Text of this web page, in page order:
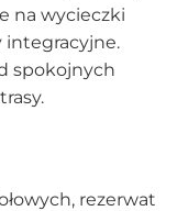
na wycieczki
integracyjne.
spokojnych
rezerwat